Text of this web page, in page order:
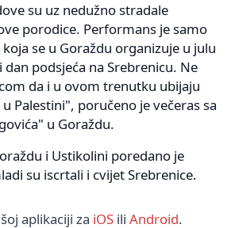
su uz nedužno stradale
porodice. Performans je samo
se u Goraždu organizuje u julu
dan podsjeća na Srebrenicu. Ne
da i u ovom trenutku ubijaju
Palestini", poručeno je večeras sa
u Goraždu.
i Ustikolini poredano je
su iscrtali i cvijet Srebrenice.
aplikaciji za iOS ili Android.